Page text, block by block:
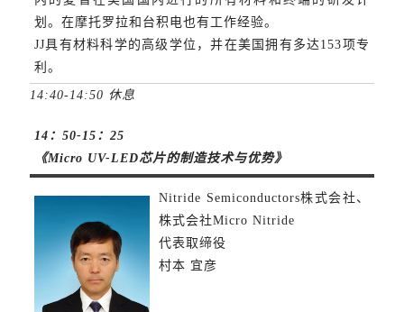
划。在摩托罗拉和台积电也有工作经验。
JJ具有材料科学的高级学位，并在美国拥有多达153项专
利。
14:40-14:50 休息
14：50-15：25
《Micro UV-LED芯片的制造技术与优势》
Nitride Semiconductors株式会社、
株式会社Micro Nitride
代表取缔役
村本 宜彦